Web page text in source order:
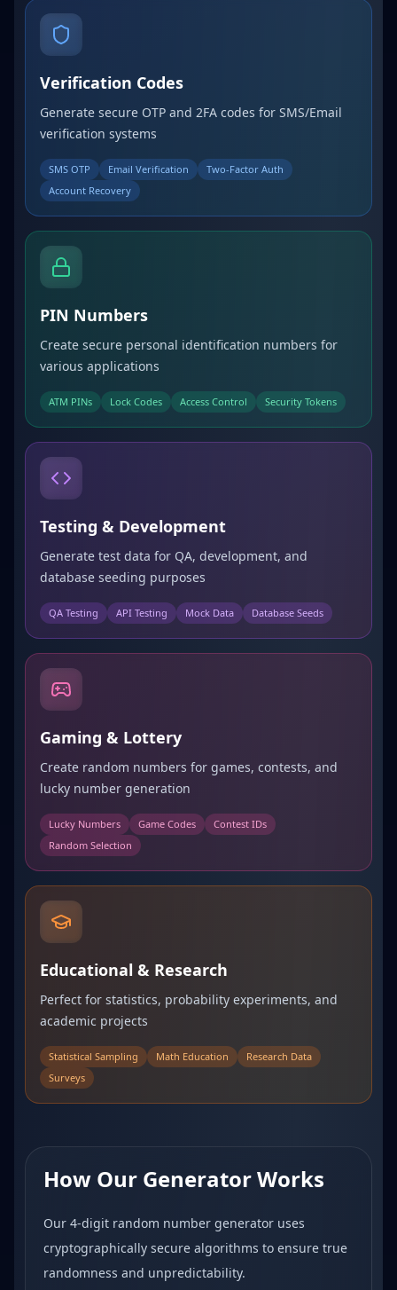
Verification Codes
Generate secure OTP and 2FA codes for SMS/Email
verification systems
SMS OTP Email Verification
Two-Factor Auth
Account Recovery
PIN Numbers
Create secure personal identification numbers for
various applications
ATM PINs Lock Codes Access Control Security Tokens
Testing & Development
Generate test data for QA, development, and
database seeding purposes
QA Testing API Testing Mock Data Database Seeds
Gaming & Lottery
Create random numbers for games, contests, and
lucky number generation
Lucky Numbers Game Codes
Contest IDs
Random Selection
Educational & Research
Perfect for statistics, probability experiments, and
academic projects
Statistical Sampling Math Education
Research Data
Surveys
How Our Generator Works
Our 4-digit random number generator uses
cryptographically secure algorithms to ensure true
randomness and unpredictability.